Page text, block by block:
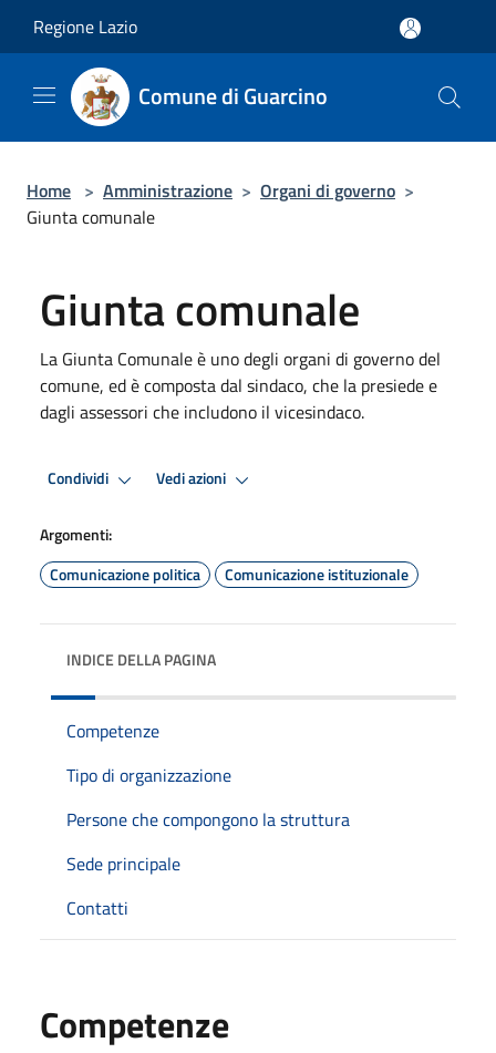
Regione Lazio
Comune di Guarcino
Home > Amministrazione > Organi di governo >
Giunta comunale
Giunta comunale
La Giunta Comunale è uno degli organi di governo del
comune, ed è composta dal sindaco, che la presiede e
dagli assessori che includono il vicesindaco.
Condividi Vedi azioni
Argomenti:
Comunicazione politica
Comunicazione istituzionale
INDICE DELLA PAGINA
Competenze
Tipo di organizzazione
Persone che compongono la struttura
Sede principale
Contatti
Competenze